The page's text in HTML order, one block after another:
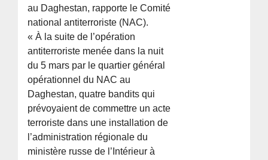
au Daghestan, rapporte le Comité
national antiterroriste (NAC).
« À la suite de l’opération
antiterroriste menée dans la nuit
du 5 mars par le quartier général
opérationnel du NAC au
Daghestan, quatre bandits qui
prévoyaient de commettre un acte
terroriste dans une installation de
l’administration régionale du
ministère russe de l’Intérieur à